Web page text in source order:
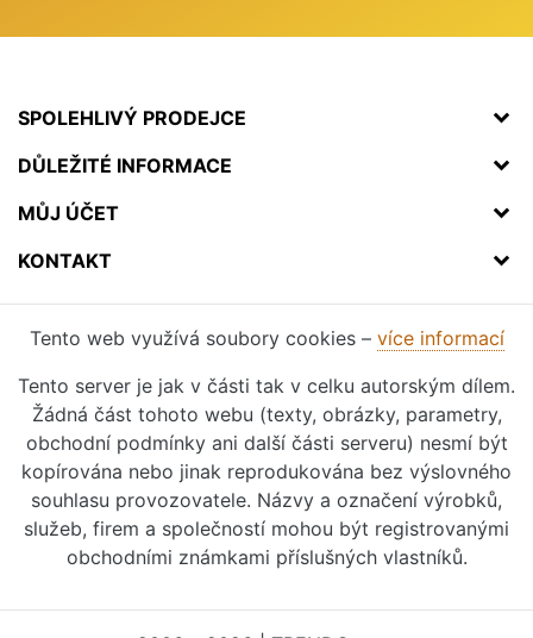
SPOLEHLIVÝ PRODEJCE
DŮLEŽITÉ INFORMACE
MŮJ ÚČET
KONTAKT
Tento web využívá soubory cookies – více informací
Tento server je jak v části tak v celku autorským dílem.
Žádná část tohoto webu (texty, obrázky, parametry,
obchodní podmínky ani další části serveru) nesmí být
kopírována nebo jinak reprodukována bez výslovného
souhlasu provozovatele. Názvy a označení výrobků,
služeb, firem a společností mohou být registrovanými
obchodními známkami příslušných vlastníků.